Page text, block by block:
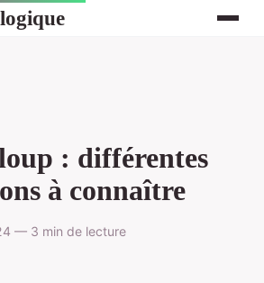
: différentes
à connaître
— 3 min de lecture